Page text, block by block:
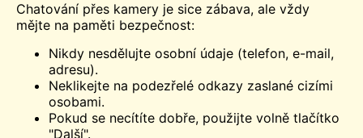
Chatování přes kamery je sice zábava, ale vždy
mějte na paměti bezpečnost:
Nikdy nesdělujte osobní údaje (telefon, e-mail,
adresu).
Neklikejte na podezřelé odkazy zaslané cizími
osobami.
Pokud se necítíte dobře, použijte volně tlačítko
"Další".